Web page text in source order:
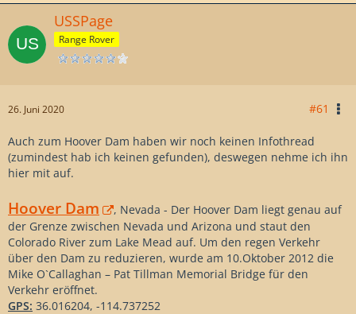
USSPage
Range Rover
26. Juni 2020 #61
Auch zum Hoover Dam haben wir noch keinen Infothread
(zumindest hab ich keinen gefunden), deswegen nehme ich ihn
hier mit auf.
Hoover Dam
, Nevada - Der Hoover Dam liegt genau auf
der Grenze zwischen Nevada und Arizona und staut den
Colorado River zum Lake Mead auf. Um den regen Verkehr
über den Dam zu reduzieren, wurde am 10.Oktober 2012 die
Mike O`Callaghan – Pat Tillman Memorial Bridge für den
Verkehr eröffnet.
GPS: 36.016204, -114.737252